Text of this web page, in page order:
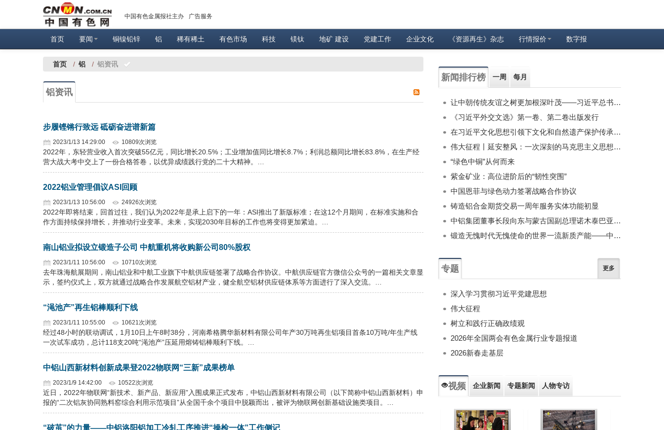
中国有色金属报社主办 广告服务
首页 要闻 铜镍铅锌 铝 稀有稀土 有色市场 科技 镁钛 地矿 建设 党建工作 企业文化 《资源再生》杂志 行情报价 数字报
首页 / 铝 / 铝资讯
铝资讯
步履铿锵行致远 砥砺奋进谱新篇
2023/1/13 14:29:00 10809次浏览
2022年，东轻营业收入首次突破55亿元，同比增长20.5%；工业增加值同比增长8.7%；利润总额同比增长83.8%，在生产经
营大战大考中交上了一份合格答卷，以优异成绩践行党的二十大精神。…
2022铝业管理倡议ASI回顾
2023/1/13 10:56:00 24926次浏览
2022年即将结束，回首过往，我们认为2022年是承上启下的一年：ASI推出了新版标准；在这12个月期间，在标准实施和合
作方面持续保持增长，并推动行业变革。未来，实现2030年目标的工作也将变得更加紧迫。…
南山铝业拟设立锻造子公司 中航重机将收购新公司80%股权
2023/1/11 10:56:00 10710次浏览
去年珠海航展期间，南山铝业和中航工业旗下中航供应链签署了战略合作协议。中航供应链官方微信公众号的一篇相关文章显
示，签约仪式上，双方就通过战略合作发展航空铝材产业，健全航空铝材供应链体系等方面进行了深入交流。…
“渑池产”再生铝棒顺利下线
2023/1/11 10:55:00 10621次浏览
经过48小时的联动调试，1月10日上午8时38分，河南希格腾华新材料有限公司年产30万吨再生铝项目首条10万吨/年生产线
一次试车成功，总计118支20吨“渑池产”压延用熔铸铝棒顺利下线。…
中铝山西新材料创新成果登2022物联网“三新”成果榜单
2023/1/9 14:42:00 10522次浏览
近日，2022年物联网“新技术、新产品、新应用”入围成果正式发布，中铝山西新材料有限公司（以下简称中铝山西新材料）申
报的“二次铝灰协同熟料窑综合利用示范项目”从全国千余个项目中脱颖而出，被评为物联网创新基础设施类项目。…
“破茧”的力量——中铝洛阳铝加工冷轧工序推进“操检一体”工作侧记
新闻排行榜 一周 每月
让中朝传统友谊之树更加根深叶茂——习近平总书记对朝鲜进行国事访问纪实
《习近平外交文选》第一卷、第二卷出版发行
在习近平文化思想引领下文化和自然遗产保护传承利用工作开创新局面
伟大征程丨延安整风：一次深刻的马克思主义思想教育运动
“绿色中铜”从何而来
紫金矿业：高位进阶后的“韧性突围”
中国恩菲与绿色动力签署战略合作协议
铸造铝合金期货交易一周年服务实体功能初显
中铝集团董事长段向东与蒙古国副总理诺木泰巴亚尔举行会谈
锻造无愧时代无愧使命的世界一流新质产能——中国有色金属工业的战略应对与破局之道（二）
专题 更多
深入学习贯彻习近平党建思想
伟大征程
树立和践行正确政绩观
2026年全国两会有色金属行业专题报道
2026新春走基层
视频 企业新闻 专题新闻 人物专访